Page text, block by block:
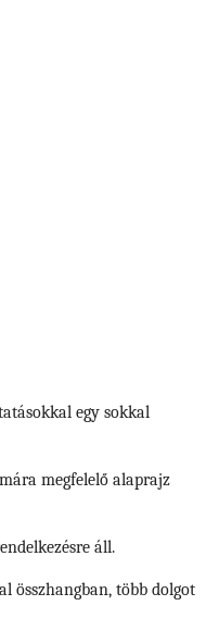
egy sokkal
megfelelő alaprajz
áll.
összhangban, több dolgot